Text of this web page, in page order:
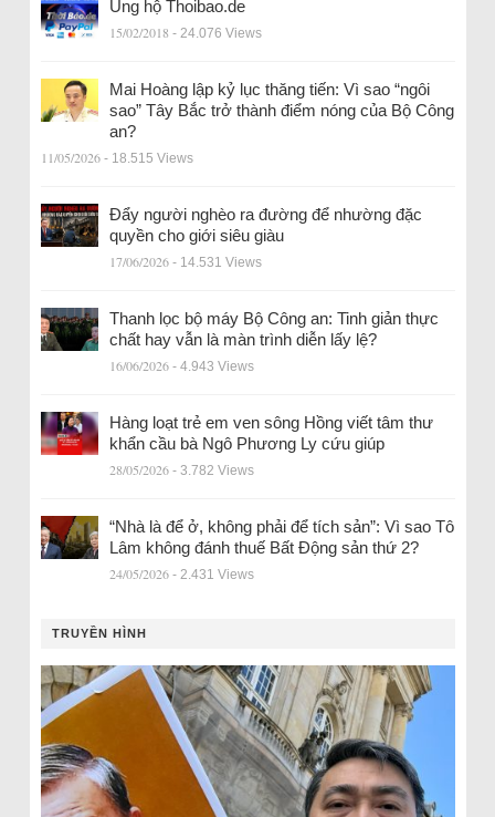
Ủng hộ Thoibao.de
15/02/2018 - 24.076 Views
Mai Hoàng lập kỷ lục thăng tiến: Vì sao “ngôi
sao” Tây Bắc trở thành điểm nóng của Bộ Công
an?
11/05/2026 - 18.515 Views
Đẩy người nghèo ra đường để nhường đặc
quyền cho giới siêu giàu
17/06/2026 - 14.531 Views
Thanh lọc bộ máy Bộ Công an: Tinh giản thực
chất hay vẫn là màn trình diễn lấy lệ?
16/06/2026 - 4.943 Views
Hàng loạt trẻ em ven sông Hồng viết tâm thư
khẩn cầu bà Ngô Phương Ly cứu giúp
28/05/2026 - 3.782 Views
“Nhà là để ở, không phải để tích sản”: Vì sao Tô
Lâm không đánh thuế Bất Động sản thứ 2?
24/05/2026 - 2.431 Views
TRUYỀN HÌNH